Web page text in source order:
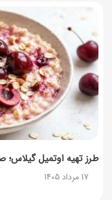
طرز تهیه اوتمیل گیلاس؛
17 مرداد 1405
نحوه
17 مرداد 1405
طرز تهیه
16 مرداد 1405